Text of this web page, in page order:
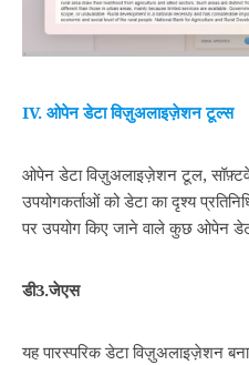
IV. ओपेनडेटा विज़ुअलाइज़ेशन टूल्‍स
ओपेन डेटा विज़ुअलाइज़ेशन टूल,
उपयोगकर्ताओं को डेटा का दृश्य
पर उपयोग किए जाने वाले कुछ ओपेन
डी3.जेएस
यह पारस्‍परिक डेटा विज़ुअलाइज़ेशन